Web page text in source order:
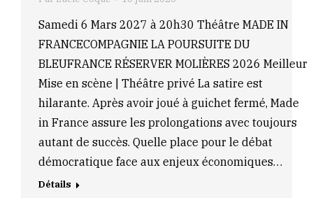
Samedi 6 Mars 2027 à 20h30 Théâtre MADE IN
FRANCECOMPAGNIE LA POURSUITE DU
BLEUFRANCE RÉSERVER MOLIÈRES 2026 Meilleur
Mise en scène | Théâtre privé La satire est
hilarante. Après avoir joué à guichet fermé, Made
in France assure les prolongations avec toujours
autant de succès. Quelle place pour le débat
démocratique face aux enjeux économiques…
Détails